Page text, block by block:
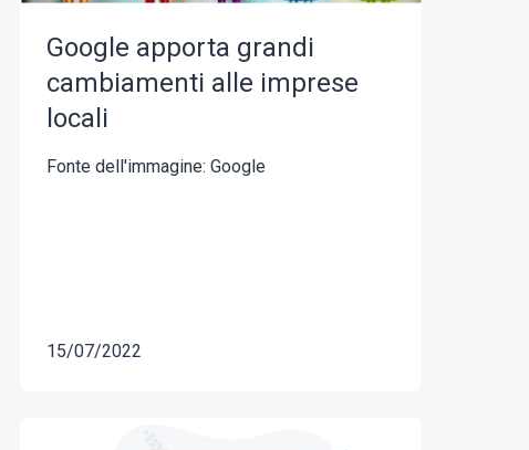
Google apporta grandi
cambiamenti alle imprese
locali
Fonte dell'immagine: Google
15/07/2022